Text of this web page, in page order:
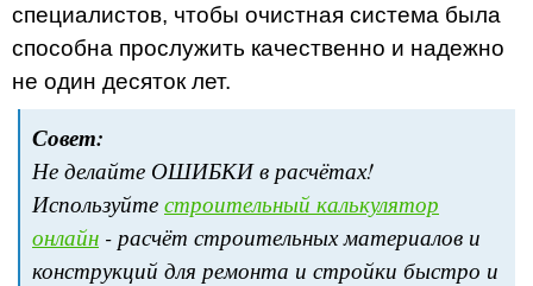
специалистов, чтобы очистная система была
способна прослужить качественно и надежно
не один десяток лет.
Совет:
Не делайте ОШИБКИ в расчётах!
Используйте строительный калькулятор
онлайн - расчёт строительных материалов и
конструкций для ремонта и стройки быстро и